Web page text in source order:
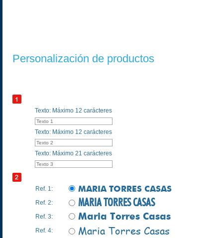
Personalización de productos
Texto: Máximo 12 carácteres
Texto: Máximo 12 carácteres
Texto: Máximo 21 carácteres
Ref. 1: MARIA TORRES CASAS
Ref. 2: MARIA TORRES CASAS
Ref. 3: Maria Torres Casas
Ref. 4: Maria Torres Casas